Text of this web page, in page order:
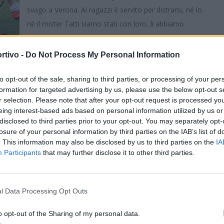
- Do Not Process My Personal Information
opt-out of the sale, sharing to third parties, or processing of your
for targeted advertising by us, please use the below opt-out
selection. Please note that after your opt-out request is processed
interest-based ads based on personal information utilized by us
to third parties prior to your opt-out. You may separately
of your personal information by third parties on the IAB’s list of
This information may also be disclosed by us to third parties on the
Participants that may further disclose it to other third parties.
Data Processing Opt Outs
opt-out of the Sharing of my personal data.
svago a Verona. Ai ragazzi è servito per distrarsi, né io
né il mister Tatti siamo stati con loro, li abbiamo
lasciati in serenità e questo ha fatto la differenza. La
mattina ho visto i visi con la tensione giusta, una
la rifinitura delle avversarie del Verona in serie A». Poi ci ha
la squadra, a caricare il match per bene. «C'era un po'
uno squadrone, con tanta gente al campo ma siamo scesi in
loro hanno fatto la stessa cosa ottenendo una buona
aver eliminato il Camaiore, i gol per la serie D ce li
ritorno ha fatto un eurogol con una sterzata in area e un
tempo sull'1-0. Nella ripresa,verso il 20', c'è stato l'1-1
il portiere era sempre nella nostra area di rigore». Ma,
il cuore, la grinta e l'esperienza della squadra, siamo
come Catalano a centrocampo che fino al 95' ha vinto
la mancanza di uno come Giuseppe Cocco che